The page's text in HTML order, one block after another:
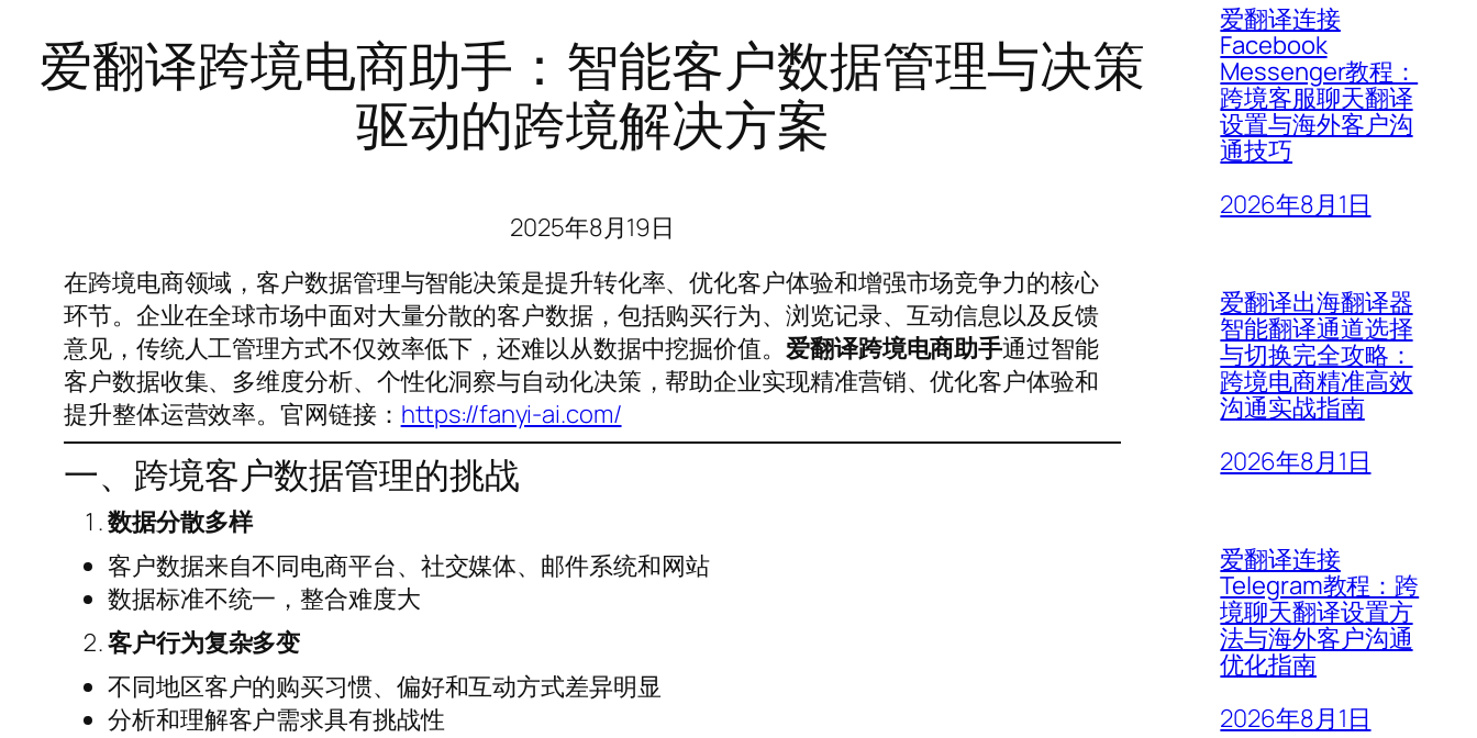
爱翻译跨境电商助手：智能客户数据管理与决策
驱动的跨境解决方案
2025年8月19日
在跨境电商领域，客户数据管理与智能决策是提升转化率、优化客户体验和增强市场竞争力的核心
环节。企业在全球市场中面对大量分散的客户数据，包括购买行为、浏览记录、互动信息以及反馈
意见，传统人工管理方式不仅效率低下，还难以从数据中挖掘价值。爱翻译跨境电商助手通过智能
客户数据收集、多维度分析、个性化洞察与自动化决策，帮助企业实现精准营销、优化客户体验和
提升整体运营效率。官网链接： https://fanyi-ai.com/
一、跨境客户数据管理的挑战
数据分散多样
客户数据来自不同电商平台、社交媒体、邮件系统和网站
数据标准不统一，整合难度大
客户行为复杂多变
不同地区客户的购买习惯、偏好和互动方式差异明显
分析和理解客户需求具有挑战性
爱翻译连接
Facebook
Messenger教程：
跨境客服聊天翻译
设置与海外客户沟
通技巧
2026年8月1日
爱翻译出海翻译器
智能翻译通道选择
与切换完全攻略：
跨境电商精准高效
沟通实战指南
2026年8月1日
爱翻译连接
Telegram教程：跨
境聊天翻译设置方
法与海外客户沟通
优化指南
2026年8月1日